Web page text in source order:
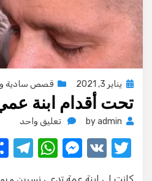
Posted
on
يناير 3, 2021 قصص سادية
تحت أقدام ابنة
byadmin تعليق واحدعلى
أقدام
ابنة
T
V
M
W
T